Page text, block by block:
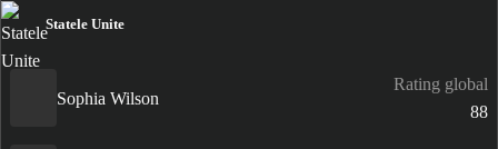
Statele Unite
Sophia Wilson
Rating global
88